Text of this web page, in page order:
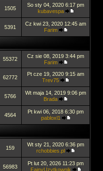
1505
So sty 04, 2020 6:17 pm
kubavespa
5391
Cz kwi 23, 2020 12:45 am
Farim
55372
Cz sie 08, 2019 3:44 pm
Farim
62772
Pt cze 19, 2020 9:15 am
Trev75
5766
Wt maja 14, 2019 9:06 pm
Brada
4564
Pt kwi 06, 2018 6:30 pm
pabloxl1
159
Wt sty 21, 2020 6:36 pm
rchobbies.pl
56983
Pt lut 20, 2026 11:23 pm
FajnyUzytkownik